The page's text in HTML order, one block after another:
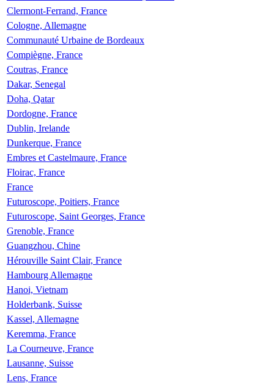
Clermont-Ferrand, France
Cologne, Allemagne
Communauté Urbaine de Bordeaux
Compiègne, France
Coutras, France
Dakar, Senegal
Doha, Qatar
Dordogne, France
Dublin, Irelande
Dunkerque, France
Embres et Castelmaure, France
Floirac, France
France
Futuroscope, Poitiers, France
Futuroscope, Saint Georges, France
Grenoble, France
Guangzhou, Chine
Hérouville Saint Clair, France
Hambourg Allemagne
Hanoi, Vietnam
Holderbank, Suisse
Kassel, Allemagne
Keremma, France
La Courneuve, France
Lausanne, Suisse
Lens, France